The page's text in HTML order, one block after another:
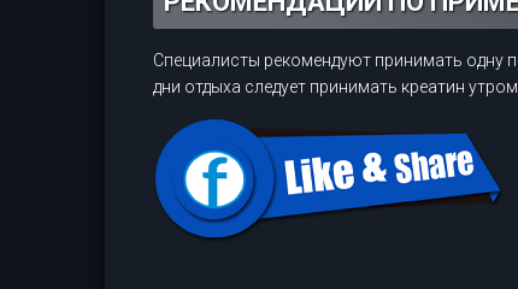
Специалисты рекомендуют принимать одну
дни отдыха следует принимать креатин